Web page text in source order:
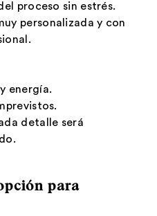
proceso sin estrés.
personalizada y con
energía.
detalle será
para